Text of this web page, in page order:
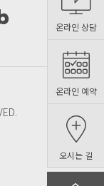
온라인 상담
온라인 예약
오시는 길